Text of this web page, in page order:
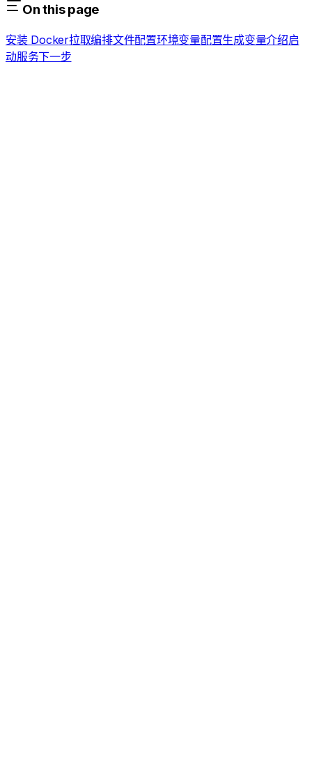
On this page
安装 Docker拉取编排文件配置环境变量配置生成变量介绍启
动服务下一步